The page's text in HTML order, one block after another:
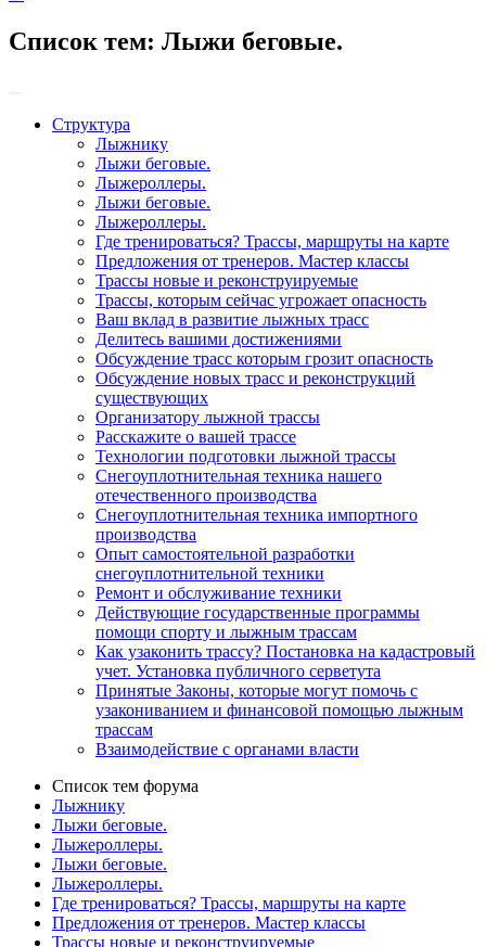
Список тем: Лыжи беговые.
Структура
Лыжнику
Лыжи беговые.
Лыжероллеры.
Лыжи беговые.
Лыжероллеры.
Где тренироваться? Трассы, маршруты на карте
Предложения от тренеров. Мастер классы
Трассы новые и реконструируемые
Трассы, которым сейчас угрожает опасность
Ваш вклад в развитие лыжных трасс
Делитесь вашими достижениями
Обсуждение трасс которым грозит опасность
Обсуждение новых трасс и реконструкций
существующих
Организатору лыжной трассы
Расскажите о вашей трассе
Технологии подготовки лыжной трассы
Снегоуплотнительная техника нашего
отечественного производства
Снегоуплотнительная техника импортного
производства
Опыт самостоятельной разработки
снегоуплотнительной техники
Ремонт и обслуживание техники
Действующие государственные программы
помощи спорту и лыжным трассам
Как узаконить трассу? Постановка на кадастровый
учет. Установка публичного серветута
Принятые Законы, которые могут помочь с
узакониванием и финансовой помощью лыжным
трассам
Взаимодействие с органами власти
Список тем форума
Лыжнику
Лыжи беговые.
Лыжероллеры.
Лыжи беговые.
Лыжероллеры.
Где тренироваться? Трассы, маршруты на карте
Предложения от тренеров. Мастер классы
Трассы новые и реконструируемые